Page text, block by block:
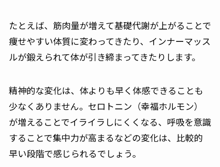
たとえば、筋肉量が増えて基礎代謝が上がることで
痩せやすい体質に変わってきたり、インナーマッス
ルが鍛えられて体が引き締まってきたりします。
精神的な変化は、体よりも早く体感できることも
少なくありません。セロトニン（幸福ホルモン）
が増えることでイライラしにくくなる、呼吸を意識
することで集中力が高まるなどの変化は、比較的
早い段階で感じられるでしょう。